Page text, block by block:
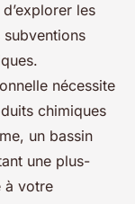
les
nécessite
chimiques
un bassin
une plus-
à votre